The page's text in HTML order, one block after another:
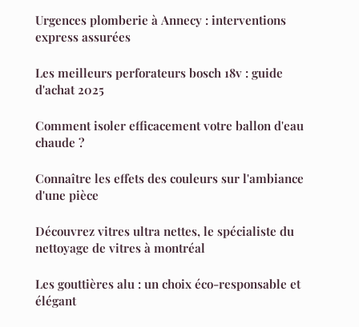
Urgences plomberie à Annecy : interventions
express assurées
Les meilleurs perforateurs bosch 18v : guide
d'achat 2025
Comment isoler efficacement votre ballon d'eau
chaude ?
Connaître les effets des couleurs sur l'ambiance
d'une pièce
Découvrez vitres ultra nettes, le spécialiste du
nettoyage de vitres à montréal
Les gouttières alu : un choix éco-responsable et
élégant